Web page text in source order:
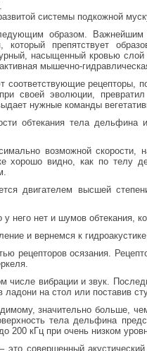
системы подкожной
образом. Важнейшим
который препятствует
насыщенный кровью
мышечно-
рецепторы,
своей эволюции,
нужные команды
обтекания тела дельфина
возможной
хорошо видно, как по телу
двигателем высшей
у него нет и шумов обтекания,
и вернемся к
рецепторов осязания.
числе вибрации и звук.
на стол или поставив
значительно больше,
тела дельфина
200 кГц при очень низком
совершенный